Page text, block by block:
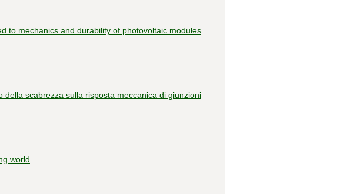
to mechanics and durability of photovoltaic modules
scabrezza sulla risposta meccanica di giunzioni
world